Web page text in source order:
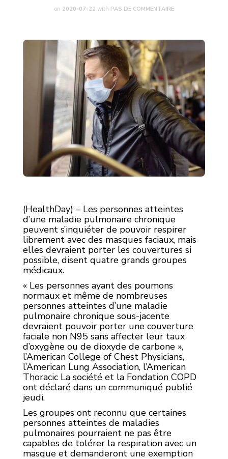
on 2020-07-22 with PAS DE COMMENTAIRE
(HealthDay) – Les personnes atteintes
d’une maladie pulmonaire chronique
peuvent s’inquiéter de pouvoir respirer
librement avec des masques faciaux, mais
elles devraient porter les couvertures si
possible, disent quatre grands groupes
médicaux.
« Les personnes ayant des poumons
normaux et même de nombreuses
personnes atteintes d’une maladie
pulmonaire chronique sous-jacente
devraient pouvoir porter une couverture
faciale non N95 sans affecter leur taux
d’oxygène ou de dioxyde de carbone »,
l’American College of Chest Physicians,
l’American Lung Association, l’American
Thoracic La société et la Fondation COPD
ont déclaré dans un communiqué publié
jeudi.
Les groupes ont reconnu que certaines
personnes atteintes de maladies
pulmonaires pourraient ne pas être
capables de tolérer la respiration avec un
masque et demanderont une exemption